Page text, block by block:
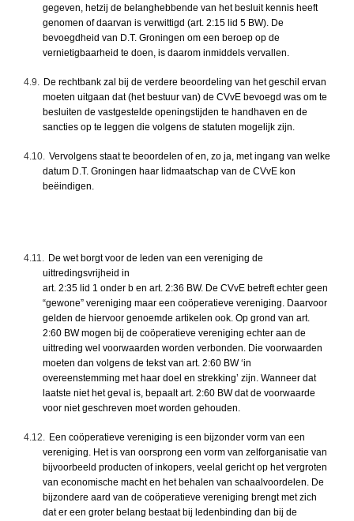
gegeven, hetzij de belanghebbende van het besluit kennis heeft
genomen of daarvan is verwittigd (art. 2:15 lid 5 BW). De
bevoegdheid van D.T. Groningen om een beroep op de
vernietigbaarheid te doen, is daarom inmiddels vervallen.
4.9. De rechtbank zal bij de verdere beoordeling van het geschil ervan
moeten uitgaan dat (het bestuur van) de CVvE bevoegd was om te
besluiten de vastgestelde openingstijden te handhaven en de
sancties op te leggen die volgens de statuten mogelijk zijn.
4.10. Vervolgens staat te beoordelen of en, zo ja, met ingang van welke
datum D.T. Groningen haar lidmaatschap van de CVvE kon
beëindigen.
4.11. De wet borgt voor de leden van een vereniging de
uittredingsvrijheid in
art. 2:35 lid 1 onder b en art. 2:36 BW. De CVvE betreft echter geen
“gewone” vereniging maar een coöperatieve vereniging. Daarvoor
gelden de hiervoor genoemde artikelen ook. Op grond van art.
2:60 BW mogen bij de coöperatieve vereniging echter aan de
uittreding wel voorwaarden worden verbonden. Die voorwaarden
moeten dan volgens de tekst van art. 2:60 BW ‘in
overeenstemming met haar doel en strekking’ zijn. Wanneer dat
laatste niet het geval is, bepaalt art. 2:60 BW dat de voorwaarde
voor niet geschreven moet worden gehouden.
4.12. Een coöperatieve vereniging is een bijzonder vorm van een
vereniging. Het is van oorsprong een vorm van zelforganisatie van
bijvoorbeeld producten of inkopers, veelal gericht op het vergroten
van economische macht en het behalen van schaalvoordelen. De
bijzondere aard van de coöperatieve vereniging brengt met zich
dat er een groter belang bestaat bij ledenbinding dan bij de